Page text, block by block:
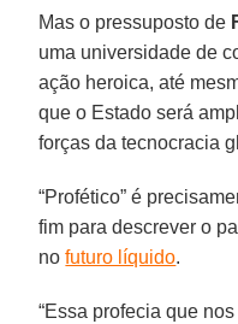
Mas o pressuposto de
uma universidade de
ação heroica, até
que o Estado será
forças da tecnocracia
“Profético” é
fim para descrever o
nofuturo líquido.
“Essa profecia que